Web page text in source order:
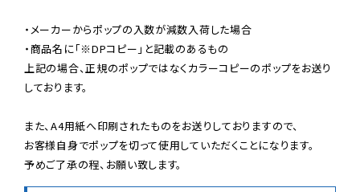
・メーカーからポップの入数が減数入荷した場合
・商品名に「※DPコピー」と記載のあるもの
上記の場合、正規のポップではなくカラーコピーのポップをお送り
しております。
また、A4用紙へ印刷されたものをお送りしておりますので、
お客様自身でポップを切って使用していただくことになります。
予めご了承の程、お願い致します。